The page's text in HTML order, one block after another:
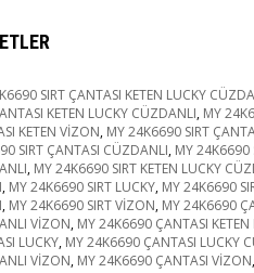
SIRT ÇANTASI KETEN LUCKY
KETEN LUCKY CÜZDANLI, MY
KETEN VİZON, MY 24K6690 SIRT
SIRT ÇANTASI CÜZDANLI, MY 24K6690
, MY 24K6690 SIRT KETEN LUCKY
, MY 24K6690 SIRT LUCKY, MY 24K6690
, MY 24K6690 SIRT VİZON, MY 24K6690
VİZON, MY 24K6690 ÇANTASI
LUCKY, MY 24K6690 ÇANTASI LUCKY
VİZON, MY 24K6690 ÇANTASI VİZON,